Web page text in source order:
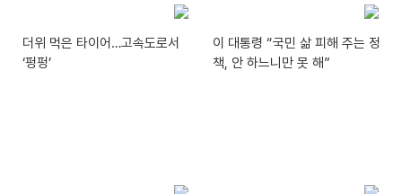
더위 먹은 타이어…고속도로서
‘펑펑’
이 대통령 “국민 삶 피해 주는 정
책, 안 하느니만 못 해”